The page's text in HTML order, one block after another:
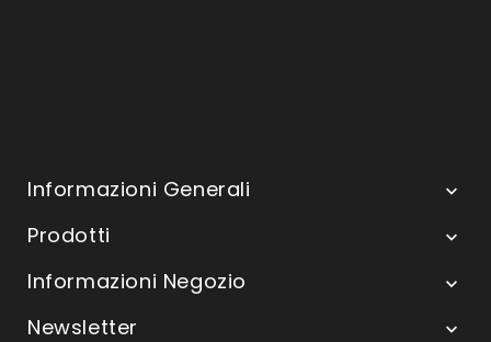
Informazioni Generali 
Prodotti 
Informazioni Negozio 
Newsletter 